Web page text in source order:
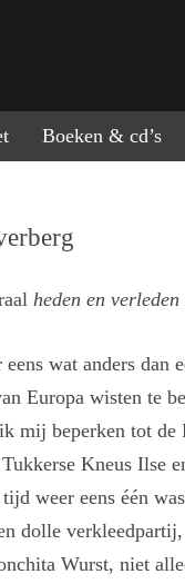
Boeken & cd’s
heden en
wat anders dan
Europa wisten te
mij beperken tot de
Kneus Ilse
weer eens één
dolle
Wurst, niet